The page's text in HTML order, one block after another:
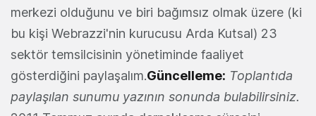
merkezi olduğunu ve biri bağımsız olmak üzere (ki
bu kişi Webrazzi'nin kurucusu Arda Kutsal) 23
sektör temsilcisinin yönetiminde faaliyet
gösterdiğini paylaşalım.Güncelleme: Toplantıda
paylaşılan sunumu yazının sonunda bulabilirsiniz.